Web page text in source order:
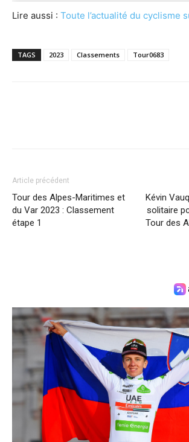
Lire aussi : Toute l’actualité du cyclisme
TAGS 2023 Classements Tour0683
Article précédent
Tour des Alpes-Maritimes et
du Var 2023 : Classement
étape 1
Kévin
solitaire
Tour des